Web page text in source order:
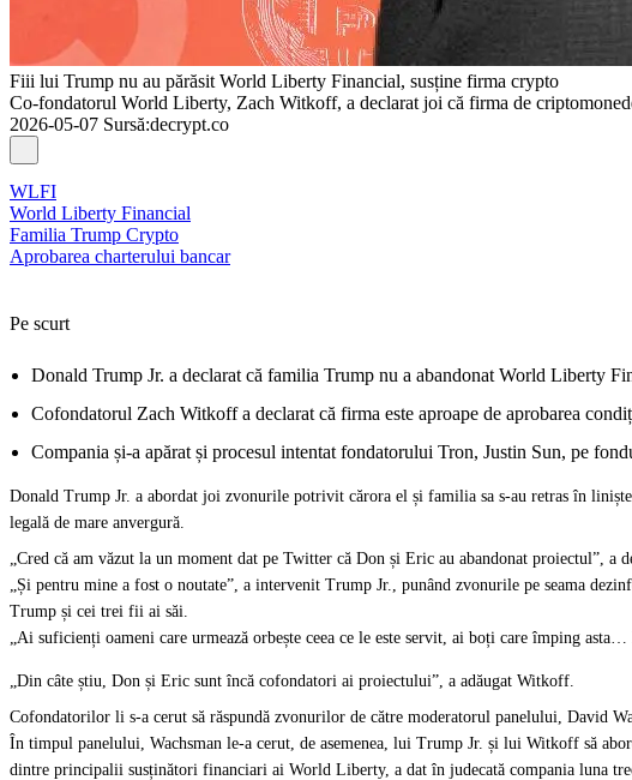
Fiii lui Trump nu au părăsit World Liberty Financial, susține firma crypto
Co-fondatorul World Liberty, Zach Witkoff, a declarat joi că firma de
2026-05-07 Sursă:decrypt.co
WLFI
World Liberty Financial
Familia Trump Crypto
Aprobarea charterului bancar
Pe scurt
Donald Trump Jr. a declarat că familia Trump nu a abandonat World Liberty
Cofondatorul Zach Witkoff a declarat că firma este aproape de aprobarea
Compania și-a apărat și procesul intentat fondatorului Tron, Justin Sun, pe
Donald Trump Jr. a abordat joi zvonurile potrivit cărora el și familia sa s-au retras în
legală de mare anvergură.
„Cred că am văzut la un moment dat pe Twitter că Don și Eric au abandonat
„Și pentru mine a fost o noutate”, a intervenit Trump Jr., punând zvonurile pe seama
Trump și cei trei fii ai săi.
„Ai suficienți oameni care urmează orbește ceea ce le este servit, ai boți care împing
„Din câte știu, Don și Eric sunt încă cofondatori ai proiectului”, a adăugat Witkoff.
Cofondatorilor li s-a cerut să răspundă zvonurilor de către moderatorul panelului, David
În timpul panelului, Wachsman le-a cerut, de asemenea, lui Trump Jr. și lui Witkoff să
dintre principalii susținători financiari ai World Liberty, a dat în judecată compania luna